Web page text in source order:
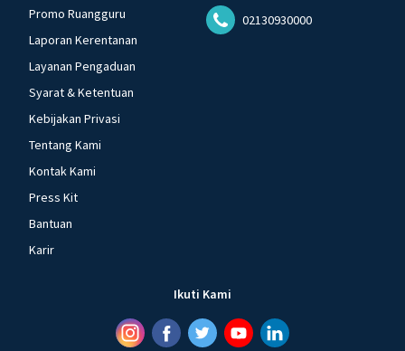
Promo Ruangguru
Laporan Kerentanan
Layanan Pengaduan
Syarat & Ketentuan
Kebijakan Privasi
Tentang Kami
Kontak Kami
Press Kit
Bantuan
Karir
02130930000
Ikuti Kami